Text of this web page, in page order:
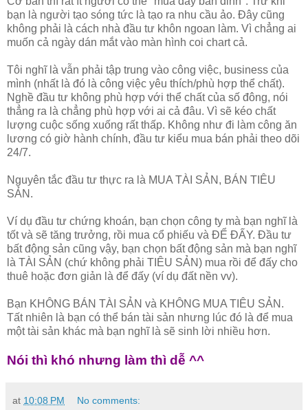
bạn là người tạo sóng tức là tạo ra nhu cầu ảo. Đây cũng
không phải là cách nhà đầu tư khôn ngoan làm. Vì chẳng ai
muốn cả ngày dán mắt vào màn hình coi chart cả.
Tôi nghĩ là vẫn phải tập trung vào công việc, business của
mình (nhất là đó là công việc yêu thích/phù hợp thể chất).
Nghề đầu tư không phù hợp với thể chất của số đông, nói
thẳng ra là chẳng phù hợp với ai cả đâu. Vì sẽ kéo chất
lượng cuộc sống xuống rất thấp. Không như đi làm công ăn
lương có giờ hành chính, đầu tư kiểu mua bán phải theo dõi
24/7.
Nguyên tắc đầu tư thực ra là MUA TÀI SẢN, BÁN TIÊU
SẢN.
Ví dụ đầu tư chứng khoán, bạn chọn công ty mà bạn nghĩ là
tốt và sẽ tăng trưởng, rồi mua cổ phiếu và ĐỂ ĐẤY. Đầu tư
bất động sản cũng vậy, bạn chọn bất động sản mà bạn nghĩ
là TÀI SẢN (chứ không phải TIÊU SẢN) mua rồi để đấy cho
thuê hoặc đơn giản là để đấy (ví dụ đất nền vv).
Bạn KHÔNG BÁN TÀI SẢN và KHÔNG MUA TIÊU SẢN.
Tất nhiên là bạn có thể bán tài sản nhưng lúc đó là để mua
một tài sản khác mà bạn nghĩ là sẽ sinh lời nhiều hơn.
Nói thì khó nhưng làm thì dễ ^^
at 10:08 PM No comments: